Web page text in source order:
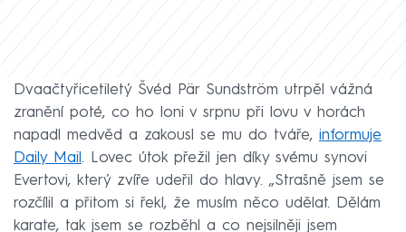
Dvaačtyřicetiletý Švéd Pär Sundström utrpěl vážná
zranění poté, co ho loni v srpnu při lovu v horách
napadl medvěd a zakousl se mu do tváře, informuje
Daily Mail. Lovec útok přežil jen díky svému synovi
Evertovi, který zvíře udeřil do hlavy. „Strašně jsem se
rozčílil a přitom si řekl, že musím něco udělat. Dělám
karate, tak jsem se rozběhl a co nejsilněji jsem